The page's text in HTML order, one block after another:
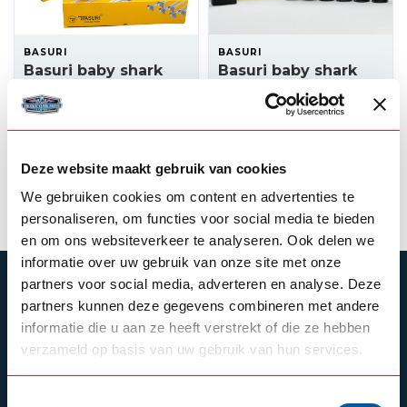
Deze website maakt gebruik van cookies
We gebruiken cookies om content en advertenties te
personaliseren, om functies voor social media te bieden
en om ons websiteverkeer te analyseren. Ook delen we
informatie over uw gebruik van onze site met onze
partners voor social media, adverteren en analyse. Deze
partners kunnen deze gegevens combineren met andere
informatie die u aan ze heeft verstrekt of die ze hebben
verzameld op basis van uw gebruik van hun services.
BASURI
Basuri baby shark
BASURI
Basuri baby shark
melodies
SUBSCRIBE TO OUR NEWSLETTER
Stay up to date with our latest offers